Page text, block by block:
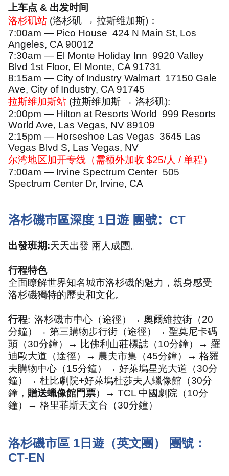
上车点 & 出发时间
洛杉矶站 (洛杉矶 → 拉斯维加斯) ：
7:00am — Pico House 424 N Main St, Los
Angeles, CA 90012
7:30am — El Monte Holiday Inn 9920 Valley
Blvd 1st Floor, El Monte, CA 91731
8:15am — City of Industry Walmart 17150 Gale
Ave, City of Industry, CA 91745
拉斯维加斯站 (拉斯维加斯 → 洛杉矶):
2:00pm — Hilton at Resorts World 999 Resorts
World Ave, Las Vegas, NV 89109
2:15pm — Horseshoe Las Vegas 3645 Las
Vegas Blvd S, Las Vegas, NV
尔湾地区加开专线（需额外加收 $25/人 /单程）
7:00am — Irvine Spectrum Center 505
Spectrum Center Dr, Irvine, CA
洛杉磯市區深度 1 日遊 團號： CT
出發班期:天天出發 兩人成團。
行程特色
全面瞭解世界知名城市洛杉磯的魅力，親身感受
洛杉磯獨特的歷史和文化。
行程: 洛杉磯市中心（途徑）→ 奧爾維拉街（20
分鐘）→ 第三購物步行街（途徑）→ 聖莫尼卡碼
頭（30分鐘）→ 比佛利山莊標誌（10分鐘）→ 羅
迪歐大道（途徑）→ 農夫市集（45分鐘）→ 格羅
夫購物中心（15分鐘）→ 好萊塢星光大道（30分
鐘）→ 杜比劇院+好萊塢杜莎夫人蠟像館（30分
鐘， 贈送蠟像館門票）→ TCL 中國劇院（10分
鐘）→ 格里菲斯天文台（30分鐘）
洛杉磯市區 1 日遊（英文團） 團號：
CT-EN